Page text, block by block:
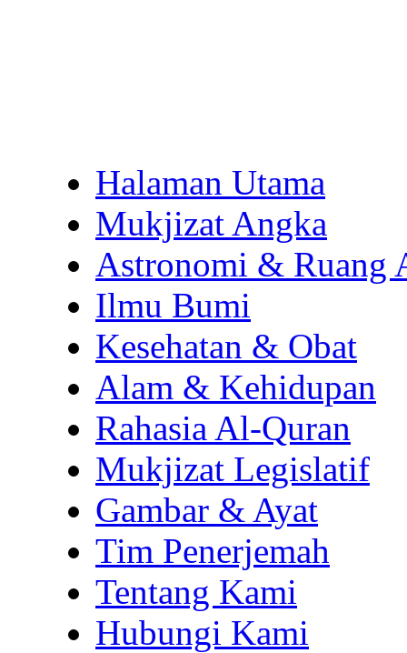
Halaman Utama
Mukjizat Angka
Astronomi & Ruang
Ilmu Bumi
Kesehatan & Obat
Alam & Kehidupan
Rahasia Al-Quran
Mukjizat Legislatif
Gambar & Ayat
Tim Penerjemah
Tentang Kami
Hubungi Kami